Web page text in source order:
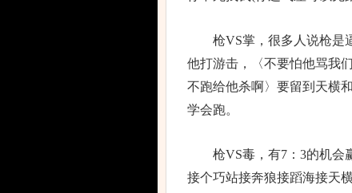
枪VS掌，很多人说枪是逼
他打游击，〈不要怕他骂我
不跑给他杀啊〉要留到天横
学会跑。
枪VS毒，有7：3的机会赢
接个巧站接奔狼接蹈海接天